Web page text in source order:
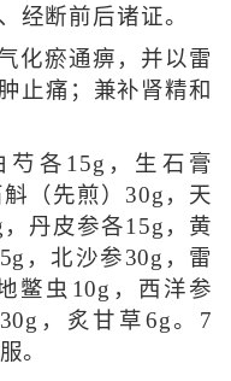
经断前后诸证。
化瘀通痹，并以雷
止痛；兼补肾精和
芍各15g，生石膏
斛（先煎）30g，天
丹皮参各15g，黄
，北沙参30g，雷
鳖虫10g，西洋参
，炙甘草6g。7
。